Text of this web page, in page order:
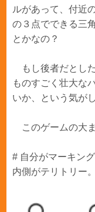
ルがあって、付近
の３点でできる三
とかなの？
もし後者だとし
ものすごく壮大な
いか、という気が
このゲームの大
# 自分がマーキン
内側がテリトリー。